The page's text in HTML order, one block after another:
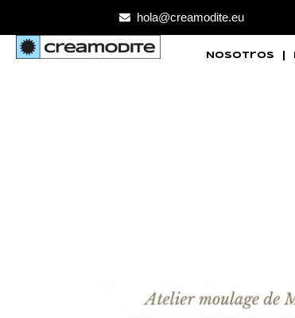
hola@creamodite.eu
Nosotros